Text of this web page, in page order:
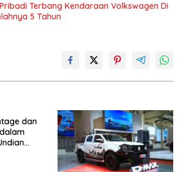
Terbang Kendaraan Volkswagen Di
5 Tahun
dan